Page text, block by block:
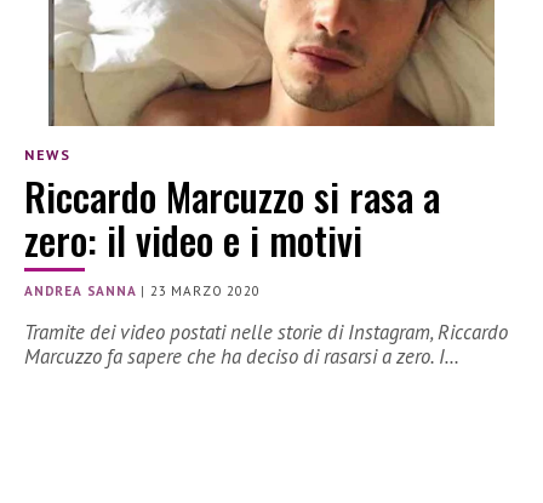
NEWS
Riccardo Marcuzzo si rasa a
zero: il video e i motivi
ANDREA SANNA |23 MARZO 2020
Tramite dei video postati nelle storie di Instagram, Riccardo
Marcuzzo fa sapere che ha deciso di rasarsi a zero. I…